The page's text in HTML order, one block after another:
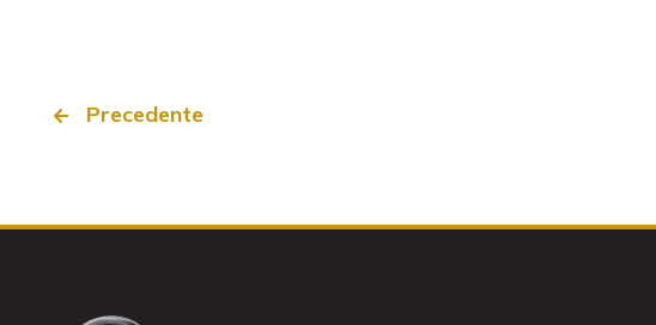
Precedente